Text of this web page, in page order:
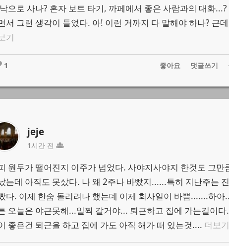
으로 사나? 혼자 보트 타기, 까페에서 좋은 사람과의 대화
서 그런 생각이 들었다. 아! 이런 거까지 다 말해야 하나? 근
기
1 좋아요 댓글쓰기
jeje
1시간 전
원두가 떨어진지 이주가 넘었다. 사야지사야지 한것도 그만
는데 아직도 못샀다. 나 왜 2주나 바빴지......특히 지난주는
다. 이제 한숨 돌리려나 했는데 이제 회사일이 바쁨.......하아
오늘은 야근못해...일찍 갈거야... 퇴근하고 집에 가는길이다
좋은건 퇴근을 하고 집에 가도 아직 해가 떠 있는것.... 더보기